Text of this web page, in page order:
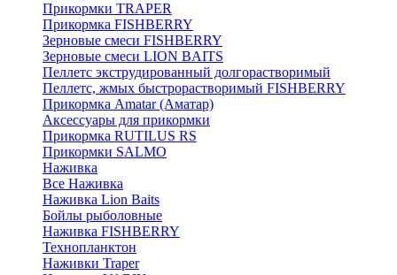
Прикормки TRAPER
Прикормка FISHBERRY
Зерновые смеси FISHBERRY
Зерновые смеси LION BAITS
Пеллетс экструдированный долгорастворимый
Пеллетс, жмых быстрорастворимый FISHBERRY
Прикормка Amatar (Аматар)
Аксессуары для прикормки
Прикормка RUTILUS RS
Прикормки SALMO
Наживка
Все Наживка
Наживка Lion Baits
Бойлы рыболовные
Наживка FISHBERRY
Технопланктон
Наживки Traper